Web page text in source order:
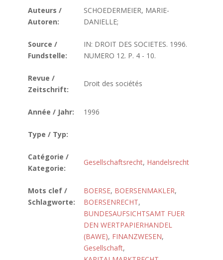
Auteurs /
Autoren:
SCHOEDERMEIER, MARIE-
DANIELLE;
Source /
Fundstelle:
IN: DROIT DES SOCIETES. 1996.
NUMERO 12. P. 4 - 10.
Revue /
Zeitschrift:
Droit des sociétés
Année / Jahr: 1996
Type / Typ:
Catégorie /
Kategorie:
Gesellschaftsrecht, Handelsrecht
Mots clef /
Schlagworte:
BOERSE, BOERSENMAKLER,
BOERSENRECHT,
BUNDESAUFSICHTSAMT FUER
DEN WERTPAPIERHANDEL
(BAWE), FINANZWESEN,
Gesellschaft,